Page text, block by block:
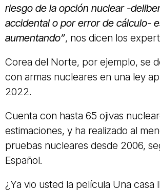
riesgo de la opción nuclear -
accidental o por error de cálculo-
aumentando”, nos dicen los
Corea del Norte, por ejemplo, se
con armas nucleares en una ley
2022.
Cuenta con hasta 65 ojivas
estimaciones, y ha realizado al
pruebas nucleares desde 2006,
Español.
¿Ya vio usted la película Una casa